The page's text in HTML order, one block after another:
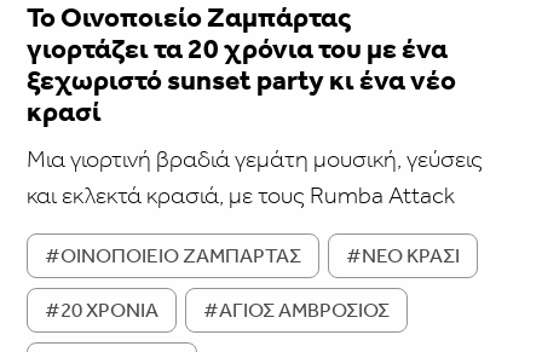
Το Οινοποιείο Ζαμπάρτας
γιορτάζει τα 20 χρόνια του με ένα
ξεχωριστό sunset party κι ένα νέο
κρασί
Μια γιορτινή βραδιά γεμάτη μουσική, γεύσεις
και εκλεκτά κρασιά, με τους Rumba Attack
#ΟΙΝΟΠΟΙΕΙΟ ΖΑΜΠΑΡΤΑΣ #ΝΕΟ ΚΡΑΣΙ
#20 ΧΡΟΝΙΑ #ΑΓΙΟΣ ΑΜΒΡΟΣΙΟΣ